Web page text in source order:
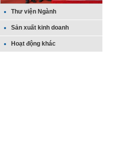
Thư viện Ngành
Sản xuất kinh doanh
Hoạt động khác